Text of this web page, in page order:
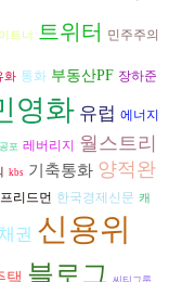
트너 트위터 민주주의
화 통화 부동산PF 장하준
영화 유럽 에너지
공포 레버리지
월스트리
kbs 기축통화 양적완
리드먼 한국경제신문 캐
채권 신용위
택 블로그